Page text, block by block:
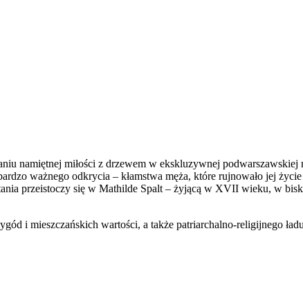
namiętnej miłości z drzewem w ekskluzywnej
ważnego odkrycia – kłamstwa męża, które rujnowało jej
przeistoczy się w Mathilde Spalt – żyjącą w XVII wieku, w
i mieszczańskich wartości, a także patriarchalno-religijnego